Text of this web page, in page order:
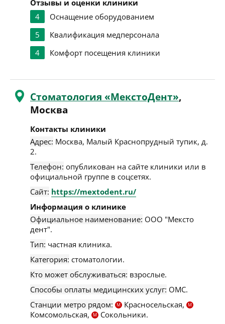
Отзывы и оценки клиники
4
Оснащение оборудованием
5
Квалификация медперсонала
4
Комфорт посещения клиники
Стоматология «МекстоДент»,
Москва
Контакты клиники
Адрес: Москва, Малый Краснопрудный тупик, д.
2.
Телефон: опубликован на сайте клиники или в
официальной группе в соцсетях.
Сайт: https://mextodent.ru/
Информация о клинике
Официальное наименование: ООО "Мексто
дент".
Тип: частная клиника.
Категория: стоматологии.
Кто может обслуживаться: взрослые.
Способы оплаты медицинских услуг: ОМС.
Станции метро рядом:
М Красносельская, М
Комсомольская, М
Сокольники.